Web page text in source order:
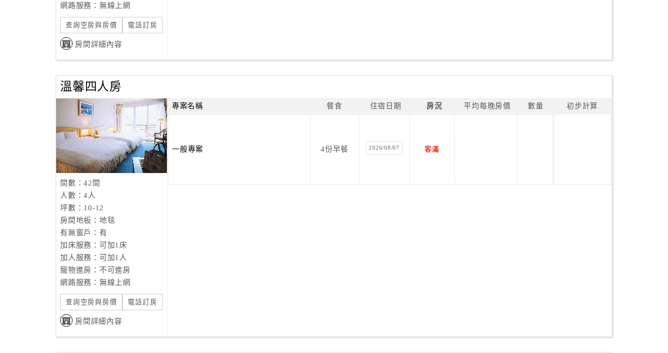
網路服務：無線上網
查詢空房與房價 電話訂房
房間詳細內容
溫馨四人房
間數：42間
人數：4人
坪數：10-12
房間地板：地毯
有無窗戶：有
加床服務：可加1床
加人服務：可加1人
寵物進房：不可進房
網路服務：無線上網
查詢空房與房價 電話訂房
房間詳細內容
專案名稱 餐食 住宿日期 房況 平均每晚房價 數量 初步計算
一般專案 4份早餐 2026/08/07 客滿